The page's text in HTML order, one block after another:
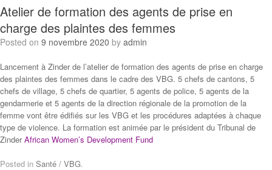
Atelier de formation des agents de prise en
charge des plaintes des femmes
Posted on 9 novembre 2020 by admin
Lancement à Zinder de l’atelier de formation des agents de prise en charge
des plaintes des femmes dans le cadre des VBG. 5 chefs de cantons, 5
chefs de village, 5 chefs de quartier, 5 agents de police, 5 agents de la
gendarmerie et 5 agents de la direction régionale de la promotion de la
femme vont être édifiés sur les VBG et les procédures adaptées à chaque
type de violence. La formation est animée par le président du Tribunal de
ZinderAfrican Women’s Development Fund
Posted in Santé / VBG.